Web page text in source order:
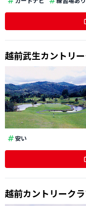
越前武生カントリ
安い
越前カントリーク